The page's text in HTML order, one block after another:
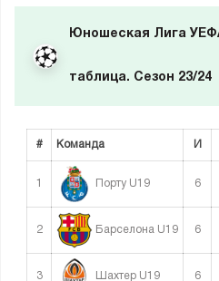
Юношеская Лига
таблица. Сезон 23/24
# Команда И
1 Порту U19 6
2 Барселона U19 6
3 Шахтер U19 6